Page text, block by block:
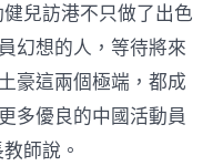
兒訪港不只做了出色
幻想的人，等待將來
豪這兩個極端，都成
多優良的中國活動員
師說。